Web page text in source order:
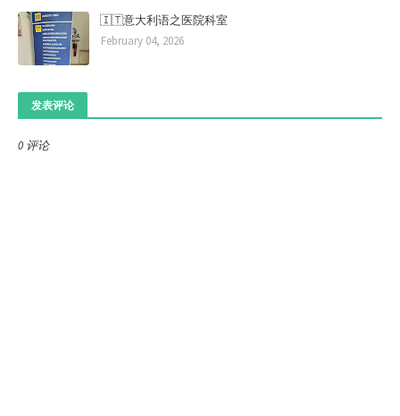
🇮🇹意大利语之医院科室
February 04, 2026
发表评论
0 评论